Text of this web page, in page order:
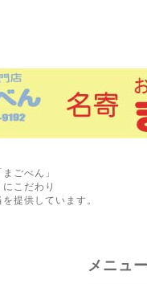
ごべん」
こだわり
提供しています。
メニュー